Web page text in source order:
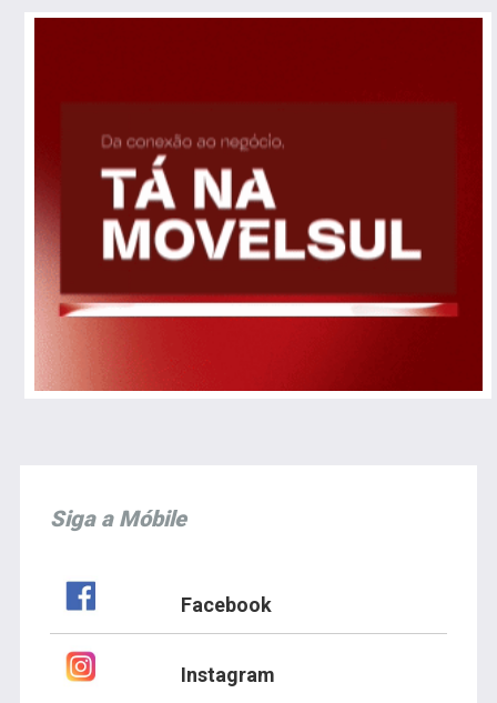
Siga a Móbile
Facebook
Instagram